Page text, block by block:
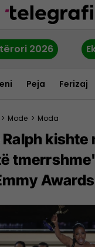
2026
Peja Ferizaj
> Mode > Moda
kishte